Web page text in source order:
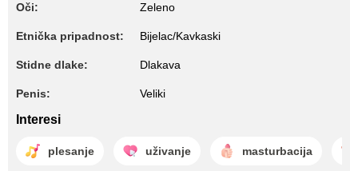
Oči: Zeleno
Etnička pripadnost: Bijelac/Kavkaski
Stidne dlake: Dlakava
Penis: Veliki
Interesi
plesanje uživanje masturbacija